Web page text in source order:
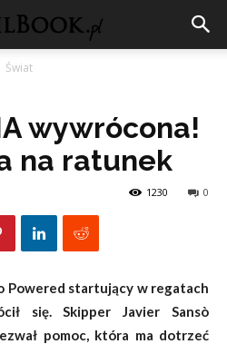
Świat
wywrócona!
na ratunek
0
1230
Powered startujący w regatach
się. Skipper Javier Sansò
pomoc, która ma dotrzeć